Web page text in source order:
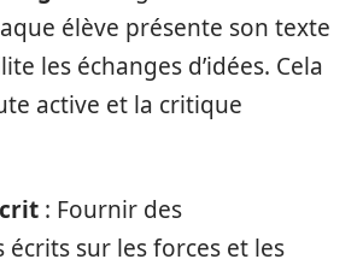
élève présente son texte
les échanges d’idées. Cela
active et la critique
: Fournir des
sur les forces et les